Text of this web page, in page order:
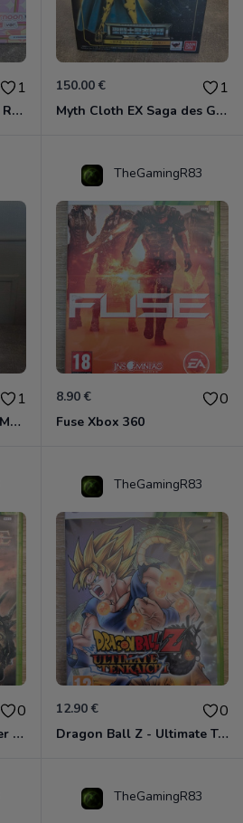
1
Evanthe Lazy Afternoon Red Pride of Eden
150.00 € 1
Myth Cloth EX Saga des Gémeaux
1
Son Goku BWFC Super Master Stars
TheGamingR83
8.90 € 0
Fuse Xbox 360
0
Golden Axe - Beast Rider Xbox 360
TheGamingR83
12.90 € 0
Dragon Ball Z - Ultimate Tenkaichi Xbox 360
TheGamingR83